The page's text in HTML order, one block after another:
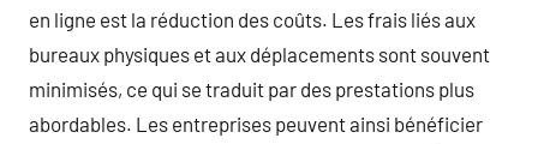
en ligne est la réduction des coûts. Les frais liés aux
bureaux physiques et aux déplacements sont souvent
minimisés, ce qui se traduit par des prestations plus
abordables. Les entreprises peuvent ainsi bénéficier